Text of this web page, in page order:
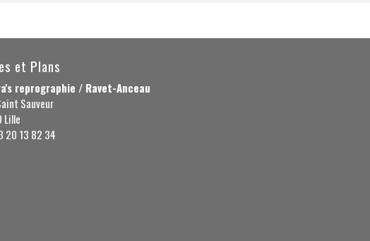
et Plans
reprographie / Ravet-Anceau
Sauveur
Lille
20 13 82 34